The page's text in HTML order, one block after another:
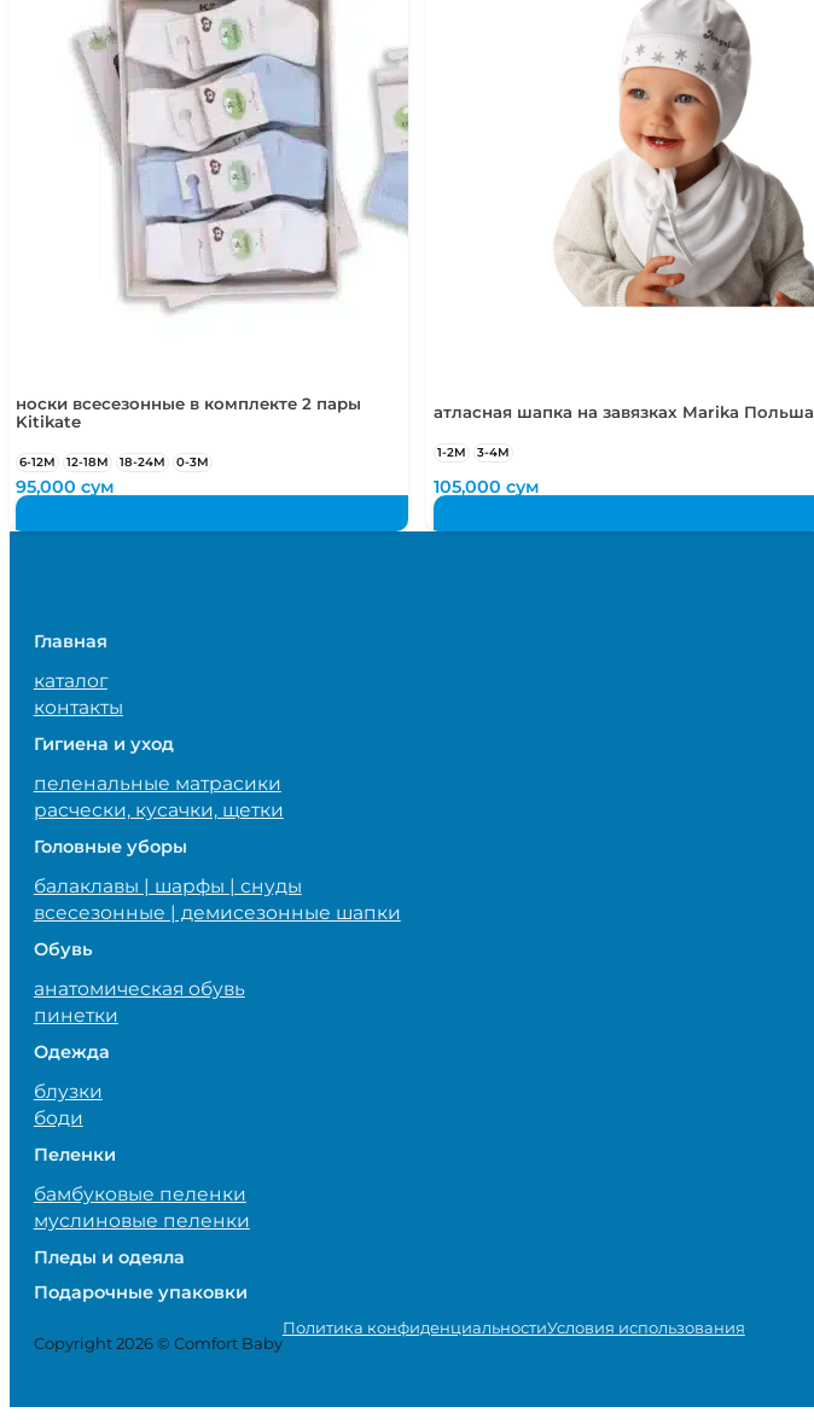
носки всесезонные в комплекте 2 пары
Kitikate
6-12М 12-18М 18-24М 0-3М
95,000сум
атласная шапка на завязках Marika Польша
1-2М 3-4М
105,000 сум
Главная
каталог
контакты
Гигиена и уход
пеленальные матрасики
расчески, кусачки, щетки
Головные уборы
балаклавы | шарфы | снуды
всесезонные | демисезонные шапки
Обувь
анатомическая обувь
пинетки
Одежда
блузки
боди
Пеленки
бамбуковые пеленки
муслиновые пеленки
Пледы и одеяла
Подарочные упаковки
Copyright 2026 © Comfort Baby
Политика конфиденциальностиУсловия использования